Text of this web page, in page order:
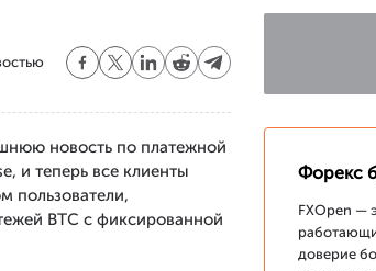
новость по платежной
и теперь все клиенты
пользователи,
BTC с фиксированной
Форекс
FXOpen —
доверие